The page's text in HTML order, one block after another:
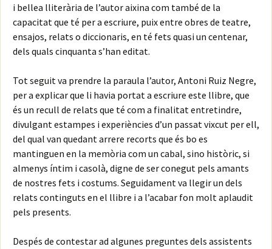
i bellea lliterària de l’autor aixina com també de la
capacitat que té per a escriure, puix entre obres de teatre,
ensajos, relats o diccionaris, en té fets quasi un centenar,
dels quals cinquanta s’han editat.
Tot seguit va prendre la paraula l’autor, Antoni Ruiz Negre,
per a explicar que li havia portat a escriure este llibre, que
és un recull de relats que té com a finalitat entretindre,
divulgant estampes i experiències d’un passat vixcut per ell,
del qual van quedant arrere recorts que és bo es
mantinguen en la memòria com un cabal, sino històric, si
almenys íntim i casolà, digne de ser conegut pels amants
de nostres fets i costums. Seguidament va llegir un dels
relats continguts en el llibre i a l’acabar fon molt aplaudit
pels presents.
Despés de contestar ad algunes preguntes dels assistents